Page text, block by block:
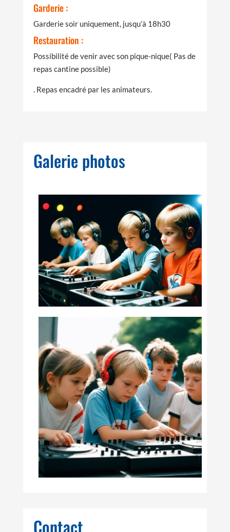
Garderie :
Garderie soir uniquement, jusqu’à 18h30
Restauration :
Possibilité de venir avec son pique-nique( Pas de
repas cantine possible)
. Repas encadré par les animateurs.
Galerie photos
Contact